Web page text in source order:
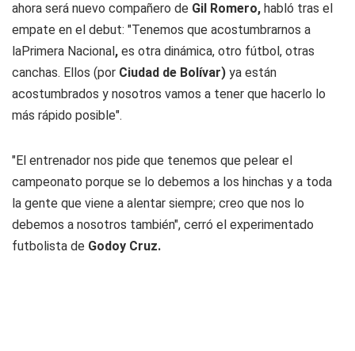
ahora será nuevo compañero de Gil Romero, habló tras el
empate en el debut: "Tenemos que acostumbrarnos a
laPrimera Nacional, es otra dinámica, otro fútbol, otras
canchas. Ellos (por Ciudad de Bolívar) ya están
acostumbrados y nosotros vamos a tener que hacerlo lo
más rápido posible".
"El entrenador nos pide que tenemos que pelear el
campeonato porque se lo debemos a los hinchas y a toda
la gente que viene a alentar siempre; creo que nos lo
debemos a nosotros también", cerró el experimentado
futbolista de Godoy Cruz.